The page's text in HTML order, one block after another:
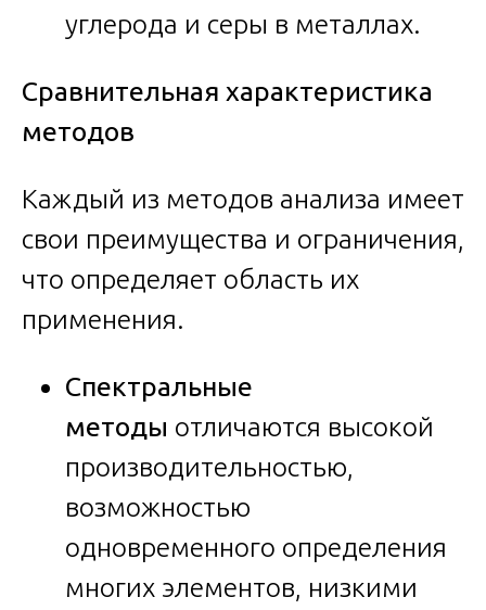
углерода и серы в металлах.
Сравнительная характеристика
методов
Каждый из методов анализа имеет
свои преимущества и ограничения,
что определяет область их
применения.
Спектральные
методы отличаются высокой
производительностью,
возможностью
одновременного определения
многих элементов, низкими